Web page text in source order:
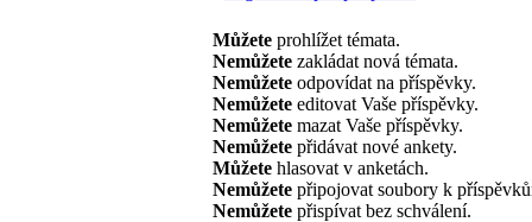
Můžete prohlížet témata.
Nemůžete zakládat nová témata.
Nemůžete odpovídat na příspěvky.
Nemůžete editovat Vaše příspěvky.
Nemůžete mazat Vaše příspěvky.
Nemůžete přidávat nové ankety.
Můžete hlasovat v anketách.
Nemůžete připojovat soubory k
Nemůžete přispívat bez schválení.